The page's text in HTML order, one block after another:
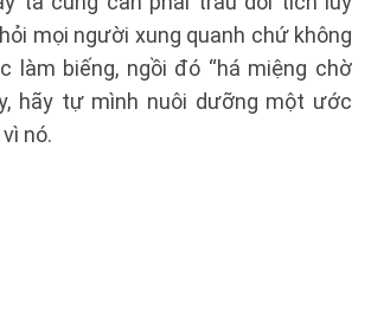
mọi người xung quanh chứ không
làm biếng, ngồi đó “há miệng chờ
hãy tự mình nuôi dưỡng một ước
nó.